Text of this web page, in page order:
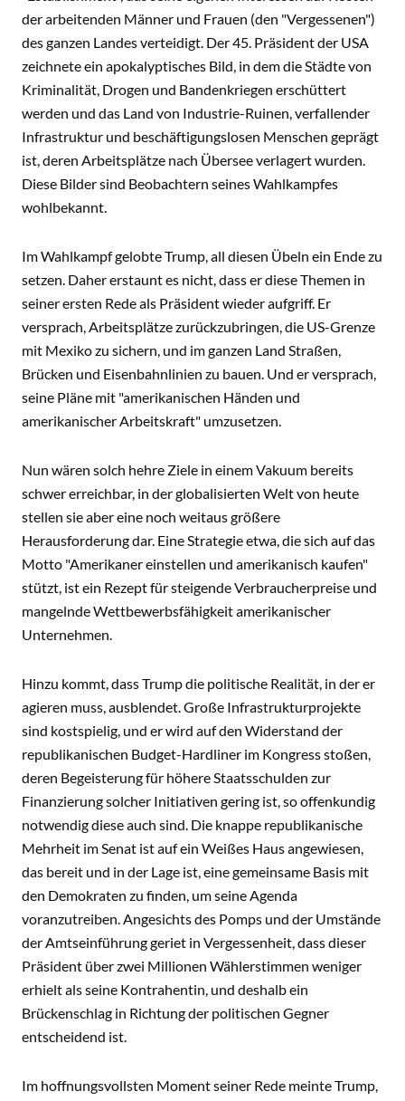
der arbeitenden Männer und Frauen (den "Vergessenen")
des ganzen Landes verteidigt. Der 45. Präsident der USA
zeichnete ein apokalyptisches Bild, in dem die Städte von
Kriminalität, Drogen und Bandenkriegen erschüttert
werden und das Land von Industrie-Ruinen, verfallender
Infrastruktur und beschäftigungslosen Menschen geprägt
ist, deren Arbeitsplätze nach Übersee verlagert wurden.
Diese Bilder sind Beobachtern seines Wahlkampfes
wohlbekannt.
Im Wahlkampf gelobte Trump, all diesen Übeln ein Ende zu
setzen. Daher erstaunt es nicht, dass er diese Themen in
seiner ersten Rede als Präsident wieder aufgriff. Er
versprach, Arbeitsplätze zurückzubringen, die US-Grenze
mit Mexiko zu sichern, und im ganzen Land Straßen,
Brücken und Eisenbahnlinien zu bauen. Und er versprach,
seine Pläne mit "amerikanischen Händen und
amerikanischer Arbeitskraft" umzusetzen.
Nun wären solch hehre Ziele in einem Vakuum bereits
schwer erreichbar, in der globalisierten Welt von heute
stellen sie aber eine noch weitaus größere
Herausforderung dar. Eine Strategie etwa, die sich auf das
Motto "Amerikaner einstellen und amerikanisch kaufen"
stützt, ist ein Rezept für steigende Verbraucherpreise und
mangelnde Wettbewerbsfähigkeit amerikanischer
Unternehmen.
Hinzu kommt, dass Trump die politische Realität, in der er
agieren muss, ausblendet. Große Infrastrukturprojekte
sind kostspielig, und er wird auf den Widerstand der
republikanischen Budget-Hardliner im Kongress stoßen,
deren Begeisterung für höhere Staatsschulden zur
Finanzierung solcher Initiativen gering ist, so offenkundig
notwendig diese auch sind. Die knappe republikanische
Mehrheit im Senat ist auf ein Weißes Haus angewiesen,
das bereit und in der Lage ist, eine gemeinsame Basis mit
den Demokraten zu finden, um seine Agenda
voranzutreiben. Angesichts des Pomps und der Umstände
der Amtseinführung geriet in Vergessenheit, dass dieser
Präsident über zwei Millionen Wählerstimmen weniger
erhielt als seine Kontrahentin, und deshalb ein
Brückenschlag in Richtung der politischen Gegner
entscheidend ist.
Im hoffnungsvollsten Moment seiner Rede meinte Trump,